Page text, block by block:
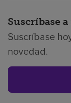
Suscríbase
Suscríbase
novedad.